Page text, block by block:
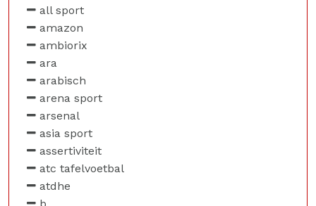
all sport
amazon
ambiorix
ara
arabisch
arena sport
arsenal
asia sport
assertiviteit
atc tafelvoetbal
atdhe